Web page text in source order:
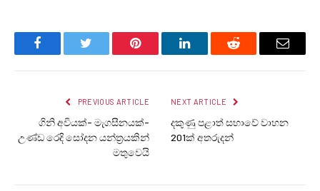
FacebookTwitter Pinterest LinkedInReddit Email
PREVIOUS ARTICLE
ගිනි අවියක්- මැගසීනයක්-
උණ්ඩ රෙදි සෝදන යන්ත්‍රයකින්
මතුවෙයි
NEXT ARTICLE
දකුණු පළාත් සභාවේ වාහන
201ක් අතරුදන්